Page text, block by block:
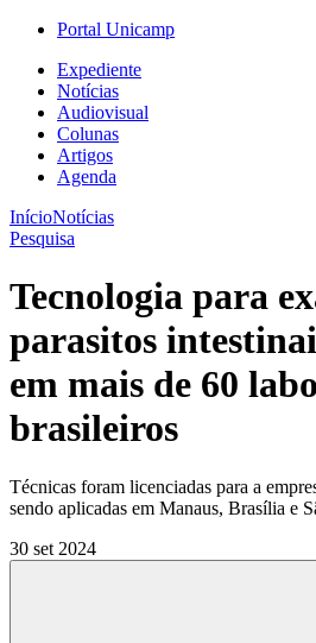
Portal Unicamp
Expediente
Notícias
Audiovisual
Colunas
Artigos
Agenda
InícioNotícias
Pesquisa
Tecnologia para
parasitos
em mais de 60
brasileiros
Técnicas foram licenciadas para a
sendo aplicadas em Manaus, Brasília e
30 set 2024